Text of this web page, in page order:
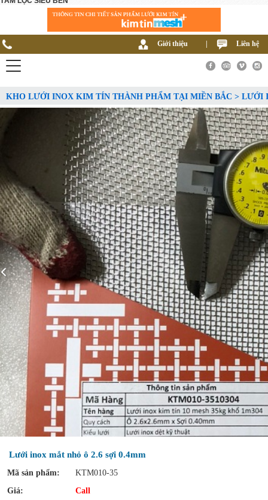
Giới thiệu Liên hệ
KHO LƯỚI INOX KIM TÍN THÀNH PHẨM TẠI MIỀN BẮC > LƯỚI
Lưới inox mắt nhỏ ô 2.6 sợi 0.4mm
Mã sản phẩm:
KTM010-35
Giá:
Call